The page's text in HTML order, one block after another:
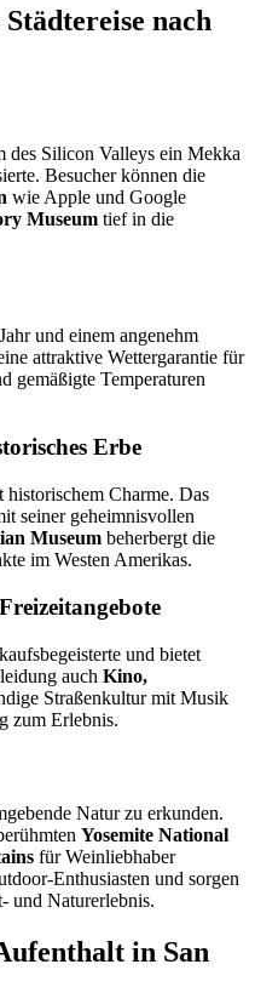
nach
des Silicon Valleys ein Mekka
Besucher können die
wie Apple und Google
Museum tief in die
und einem angenehm
attraktive Wettergarantie für
gemäßigte Temperaturen
Erbe
Charme. Das
seiner geheimnisvollen
Museum beherbergt die
im Westen Amerikas.
und bietet
auch Kino,
Straßenkultur mit Musik
zum Erlebnis.
Natur zu erkunden.
Yosemite National
für Weinliebhaber
Enthusiasten und sorgen
und Naturerlebnis.
in San